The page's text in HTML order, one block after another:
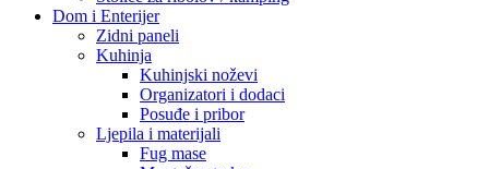
Dom i Enterijer
Zidni paneli
Kuhinja
Kuhinjski noževi
Organizatori i dodaci
Posuđe i pribor
Ljepila i materijali
Fug mase